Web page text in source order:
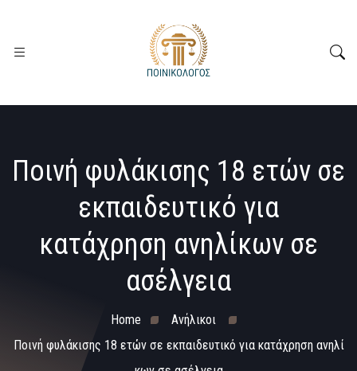
Ποινή φυλάκισης 18 ετών σε
εκπαιδευτικό για
κατάχρηση ανηλίκων σε
ασέλγεια
Home
Ανήλικοι
Ποινή φυλάκισης 18 ετών σε εκπαιδευτικό για κατάχρηση ανηλί